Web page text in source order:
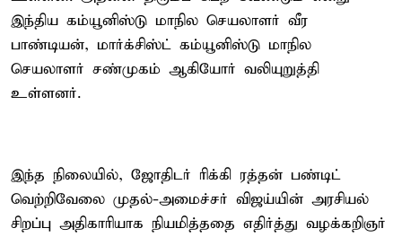
இந்திய கம்யூனிஸ்டு மாநில செயலாளர் வீர
பாண்டியன், மார்க்சிஸ்ட் கம்யூனிஸ்டு மாநில
செயலாளர் சண்முகம் ஆகியோர் வலியுறுத்தி
உள்ளனர்.
இந்த நிலையில், ஜோதிடர் ரிக்கி ரத்தன் பண்டிட்
வெற்றிவேலை முதல்-அமைச்சர் விஜய்யின் அரசியல்
சிறப்பு அதிகாரியாக நியமித்ததை எதிர்த்து வழக்கறிஞர்